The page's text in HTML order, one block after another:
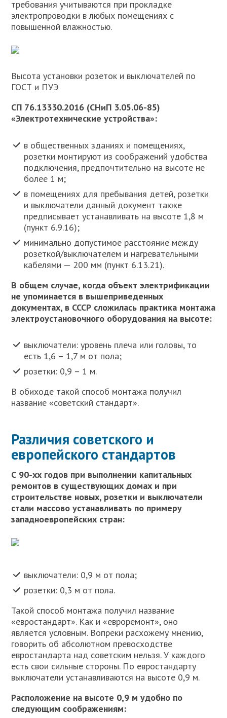
требования учитываются при прокладке
электропроводки в любых помещениях с
повышенной влажностью.
Высота установки розеток и выключателей по
ГОСТ и ПУЭ
СП 76.13330.2016 (СНиП 3.05.06-85)
«Электротехнические устройства»:
в общественных зданиях и помещениях,
розетки монтируют из соображений удобства
подключения, предпочтительно на высоте не
более 1 м;
в помещениях для пребывания детей, розетки
и выключатели данный документ также
предписывает устанавливать на высоте 1,8 м
(пункт 6.9.16);
минимально допустимое расстояние между
розеткой/выключателем и нагревательными
кабелями — 200 мм (пункт 6.13.21).
В общем случае, когда объект электрификации
не упоминается в вышеприведенных
документах, в СССР сложилась практика монтажа
электроустановочного оборудования на высоте:
выключатели: уровень плеча или головы, то
есть 1,6 – 1,7 м от пола;
розетки: 0,9 – 1 м.
В обиходе такой способ монтажа получил
название «советский стандарт».
Различия советского и
европейского стандартов
С 90-хх годов при выполнении капитальных
ремонтов в существующих домах и при
строительстве новых, розетки и выключатели
стали массово устанавливать по примеру
западноевропейских стран:
выключатели: 0,9 м от пола;
розетки: 0,3 м от пола.
Такой способ монтажа получил название
«евростандарт». Как и «евроремонт», оно
является условным. Вопреки расхожему мнению,
говорить об абсолютном превосходстве
евростандарта над советским нельзя. У каждого
есть свои сильные стороны. По евростандарту
выключатели устанавливаются на высоте 0,9 м.
Расположение на высоте 0,9 м удобно по
следующим соображениям: